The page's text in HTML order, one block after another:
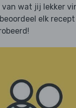
wat jij lekker
elk